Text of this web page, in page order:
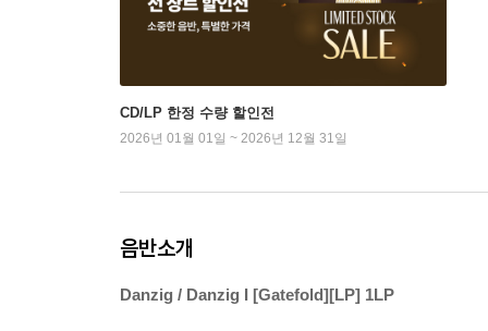
CD/LP 한정 수량 할인전
2026년 01월 01일 ~ 2026년 12월 31일
음반소개
Danzig / Danzig I [Gatefold][LP] 1LP